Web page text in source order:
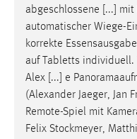
abgeschlossene [...] mit
automatischer Wiege-
korrekte
aufTabletts individuell.
Alex [...] e
(Alexander Jaeger, Jan
Remote-Spiel mit
Felix Stockmeyer,
MARKETING
Marketing Cookies
verwendet, um
Sie tun dies, indem
hinweg verfolgen.